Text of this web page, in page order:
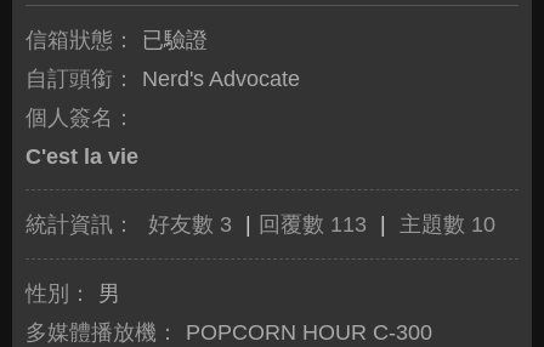
信箱狀態：
已驗證
自訂頭銜：
Nerd's Advocate
個人簽名：
C'est la vie
統計資訊： 好友數 3 回覆數 113 主題數 10
性別：
男
多媒體播放機：
POPCORN HOUR C-300